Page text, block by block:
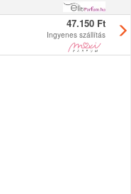
47.150 Ft
Ingyenes szállítás